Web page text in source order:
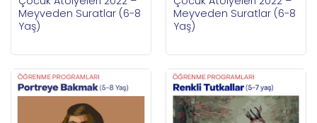
Meyveden Suratlar (6-8
Yaş)
Meyveden Suratlar (6-8
Yaş)